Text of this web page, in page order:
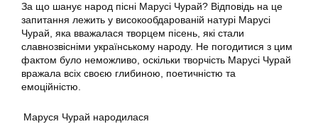
За що шанує народ пісні Марусі Чурай? Відповідь на це
запитання лежить у високообдарованій натурі Марусі
Чурай, яка вважалася творцем пісень, які стали
славнозвісніми українському народу. Не погодитися з цим
фактом було неможливо, оскільки творчість Марусі Чурай
вражала всіх своєю глибиною, поетичністю та
емоційністю.
Маруся Чурай народилася